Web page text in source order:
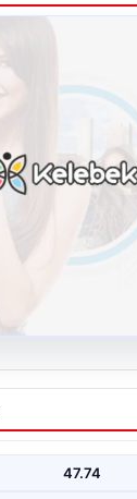
Adresi
bireylerin
47.74